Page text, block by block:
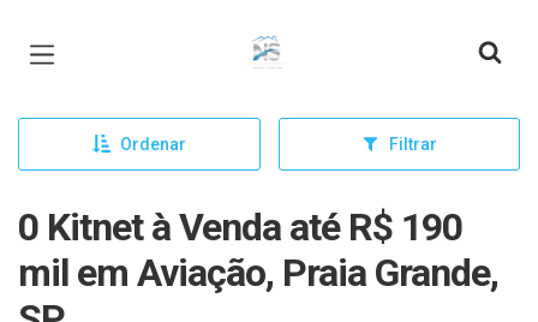
Página inicial
Ordenar Filtrar
0 Kitnet à Venda até R$ 190
mil em Aviação, Praia Grande,